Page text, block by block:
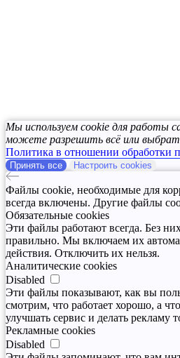
Мы используем cookie для работы
можете разрешить всё или
Политика в отношении обработки
Принять все Настроить cookies
Файлы cookie, необходимые для
всегда включены. Другие файлы
Обязательные cookies
Эти файлы работают всегда. Без
правильно. Мы включаем их
действия. Отключить их нельзя.
Аналитические cookies
Disabled
Эти файлы показывают, как вы
смотрим, что работает хорошо, а
улучшать сервис и делать рекламу
Рекламные cookies
Disabled